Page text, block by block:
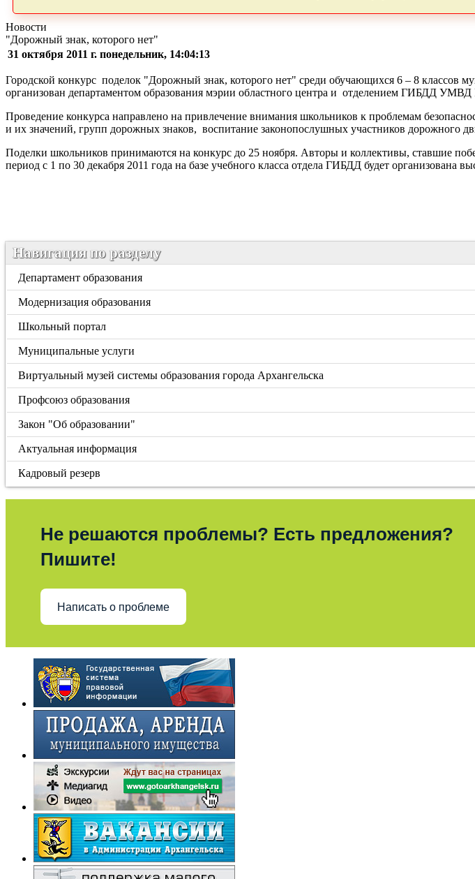
Новости
"Дорожный знак, которого нет"
31 октября 2011 г. понедельник, 14:04:13
Городской конкурс поделок "Дорожный знак, которого нет" среди обучающихся 6 – 8 классов
организован департаментом образования мэрии областного центра и отделением ГИБДД УМВД
Проведение конкурса направлено на привлечение внимания школьников к проблемам
и их значений, групп дорожных знаков, воспитание законопослушных участников дорожного
Поделки школьников принимаются на конкурс до 25 ноября. Авторы и коллективы, ставшие
период с 1 по 30 декабря 2011 года на базе учебного класса отдела ГИБДД будет организована
Навигация по разделу
Департамент образования
Модернизация образования
Школьный портал
Муниципальные услуги
Виртуальный музей системы образования города Архангельска
Профсоюз образования
Закон "Об образовании"
Актуальная информация
Кадровый резерв
Не решаются проблемы? Есть предложения?
Пишите!
Написать о проблеме